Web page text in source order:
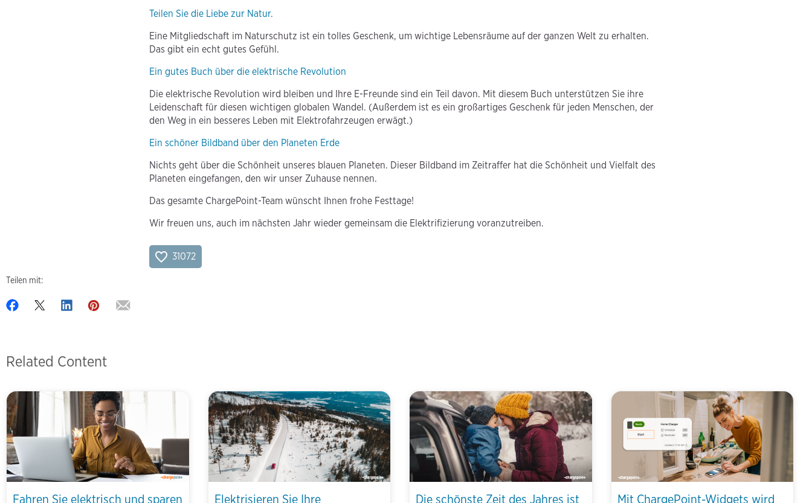
Teilen Sie die Liebe zur Natur.
Eine Mitgliedschaft im Naturschutz ist ein tolles Geschenk, um wichtige Lebensräume auf der ganzen Welt zu erhalten.
Das gibt ein echt gutes Gefühl.
Ein gutes Buch über die elektrische Revolution
Die elektrische Revolution wird bleiben und Ihre E-Freunde sind ein Teil davon. Mit diesem Buch unterstützen Sie ihre
Leidenschaft für diesen wichtigen globalen Wandel. (Außerdem ist es ein großartiges Geschenk für jeden Menschen, der
den Weg in ein besseres Leben mit Elektrofahrzeugen erwägt.)
Ein schöner Bildband über den Planeten Erde
Nichts geht über die Schönheit unseres blauen Planeten. Dieser Bildband im Zeitraffer hat die Schönheit und Vielfalt des
Planeten eingefangen, den wir unser Zuhause nennen.
Das gesamte ChargePoint-Team wünscht Ihnen frohe Festtage!
Wir freuen uns, auch im nächsten Jahr wieder gemeinsam die Elektrifizierung voranzutreiben.
31072
Teilen mit:
Related Content
Fahren Sie elektrisch und sparen Elektrisieren Sie Ihre Die schönste Zeit des Jahres ist Mit ChargePoint-Widgets wird